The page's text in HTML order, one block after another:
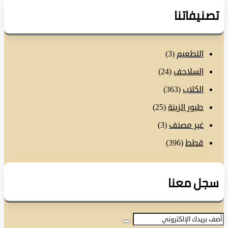
التطعيم(3)
السلاحف(24)
الكلاب(363)
طيور الزينة (25)
غير مصنف(3)
قطط
(396)
معنا